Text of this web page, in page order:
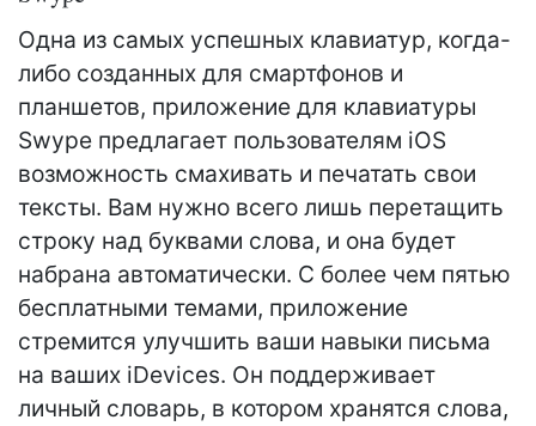
Одна из самых успешных клавиатур, когда-
либо созданных для смартфонов и
планшетов, приложение для клавиатуры
Swype предлагает пользователям iOS
возможность смахивать и печатать свои
тексты. Вам нужно всего лишь перетащить
строку над буквами слова, и она будет
набрана автоматически. С более чем пятью
бесплатными темами, приложение
стремится улучшить ваши навыки письма
на ваших iDevices. Он поддерживает
личный словарь, в котором хранятся слова,